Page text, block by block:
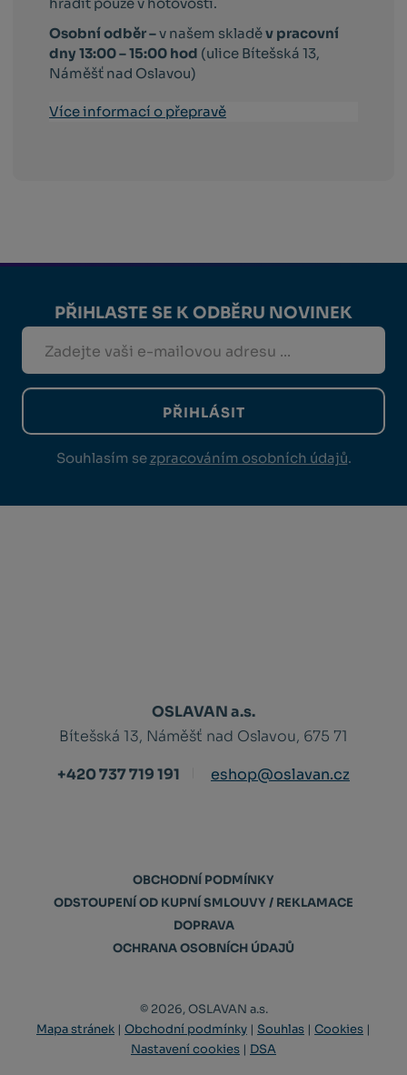
Osobní odběr –v našem skladěv pracovní
dny 13:00 – 15:00 hod (ulice Bítešská 13,
Náměšť nad Oslavou)
Více informací o přepravě
PŘIHLASTE SE K ODBĚRU NOVINEK
PŘIHLÁSIT
Souhlasím se zpracováním osobních údajů.
OSLAVAN a.s.
Bítešská 13, Náměšť nad Oslavou, 675 71
+420 737 719 191
eshop@oslavan.cz
OBCHODNÍ PODMÍNKY
ODSTOUPENÍ OD KUPNÍ SMLOUVY / REKLAMACE
DOPRAVA
OCHRANA OSOBNÍCH ÚDAJŮ
© 2026, OSLAVAN a.s.
Mapa stránek | Obchodní podmínky | Souhlas | Cookies |
Nastavení cookies | DSA